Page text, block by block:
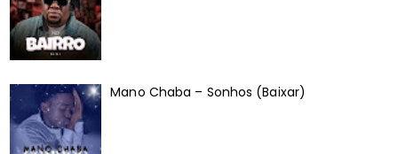
Mano Chaba – Sonhos (Baixar)